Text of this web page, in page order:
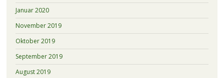
Januar 2020
November 2019
Oktober 2019
September 2019
August 2019